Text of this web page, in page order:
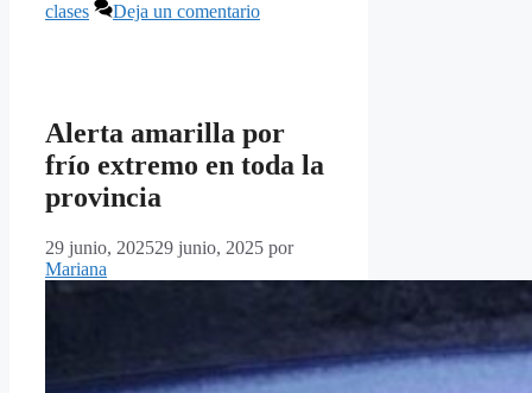
clases
Deja un comentario
Alerta amarilla por
frío extremo en toda la
provincia
29 junio, 202529 junio, 2025 por
Mariana